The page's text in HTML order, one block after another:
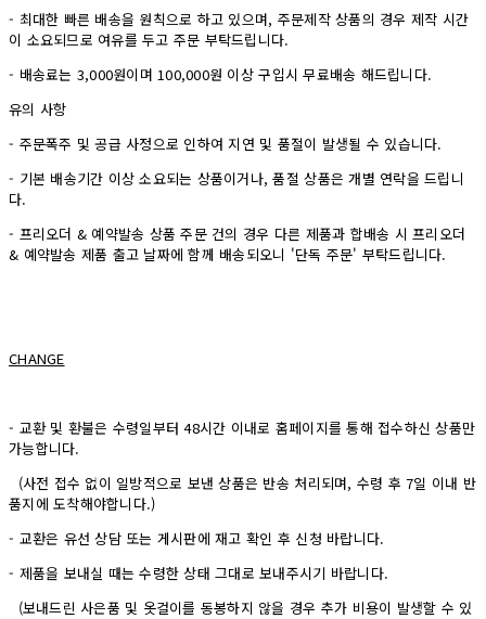
- 최대한 빠른 배송을 원칙으로 하고 있으며, 주문제작 상품의 경우 제작 시간
이 소요되므로 여유를 두고 주문 부탁드립니다.
- 배송료는 3,000원이며 100,000원 이상 구입시 무료배송 해드립니다.
유의 사항
- 주문폭주 및 공급 사정으로 인하여 지연 및 품절이 발생될 수 있습니다.
- 기본 배송기간 이상 소요되는 상품이거나, 품절 상품은 개별 연락을 드립니
다.
- 프리오더 & 예약발송 상품 주문 건의 경우 다른 제품과 합배송 시 프리오더
& 예약발송 제품 출고 날짜에 함께 배송되오니 '단독 주문' 부탁드립니다.
CHANGE
- 교환 및 환불은 수령일부터 48시간 이내로 홈페이지를 통해 접수하신 상품만
가능합니다.
(사전 접수 없이 일방적으로 보낸 상품은 반송 처리되며, 수령 후 7일 이내 반
품지에 도착해야합니다.)
- 교환은 유선 상담 또는 게시판에 재고 확인 후 신청 바랍니다.
- 제품을 보내실 때는 수령한 상태 그대로 보내주시기 바랍니다.
(보내드린 사은품 및 옷걸이를 동봉하지 않을 경우 추가 비용이 발생할 수 있